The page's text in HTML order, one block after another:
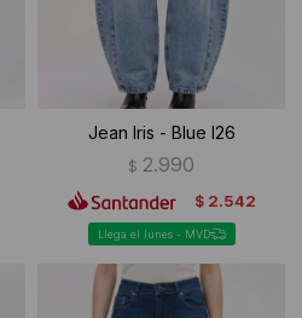
Jean Iris - Blue I26
$ 2.990
$ 2.542
Llega el lunes - MVD